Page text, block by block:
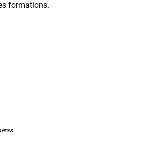
formations.